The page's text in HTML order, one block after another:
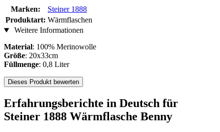
Marken:
Steiner 1888
Produktart: Wärmflaschen
Weitere Informationen
Material: 100% Merinowolle
Größe: 20x33cm
Füllmenge: 0,8 Liter
Dieses Produkt bewerten
Erfahrungsberichte in Deutsch für
Steiner 1888 Wärmflasche Benny